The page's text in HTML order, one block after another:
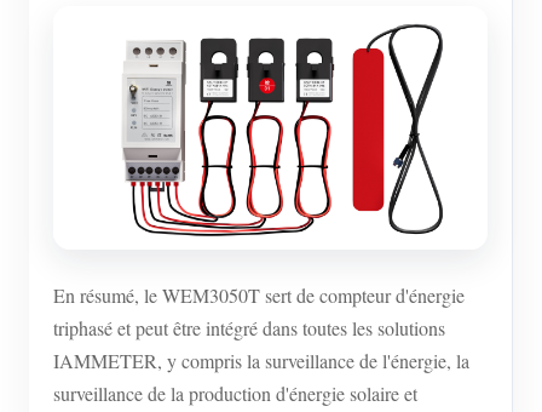
En résumé, le WEM3050T sert de compteur d'énergie
triphasé et peut être intégré dans toutes les solutions
IAMMETER, y compris la surveillance de l'énergie, la
surveillance de la production d'énergie solaire et